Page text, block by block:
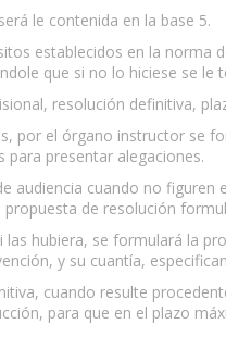
le contenida en la base 5.
establecidos en la
que si no lo hiciese se le
resolución definitiva,
por el órgano instructor se
para presentar alegaciones.
audiencia cuando no
de resolución
las hubiera, se formulará la
y su cuantía,
cuando resulte
para que en el plazo